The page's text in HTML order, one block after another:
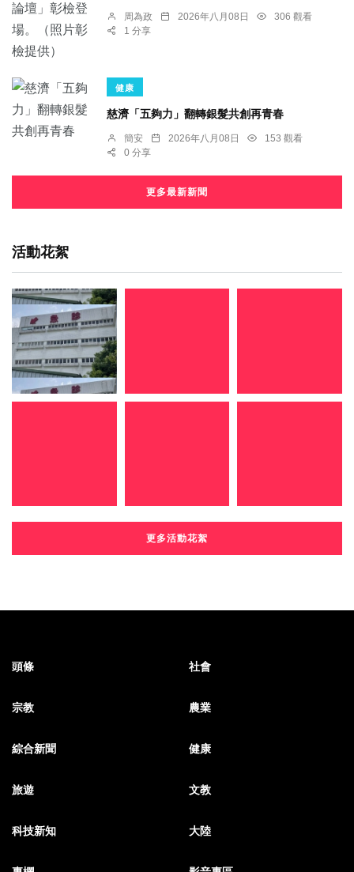
周為政 2026年八月08日
306 觀看
1 分享
健康
慈濟「五夠力」翻轉銀髮共創再青春
簡安 2026年八月08日
153 觀看
0 分享
更多最新新聞
活動花絮
更多活動花絮
頭條 社會
宗教 農業
綜合新聞 健康
旅遊 文教
科技新知 大陸